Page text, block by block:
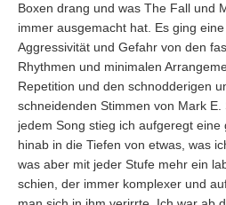
Boxen drang und was The Fall und
immer ausgemacht hat. Es ging
Aggressivität und Gefahr von den
Rhythmen und minimalen
Repetition und den schnodderigen
schneidenden Stimmen von Mark E.
jedem Song stieg ich aufgeregt
hinab in die Tiefen von etwas, was
was aber mit jeder Stufe mehr ein
schien, der immer komplexer und